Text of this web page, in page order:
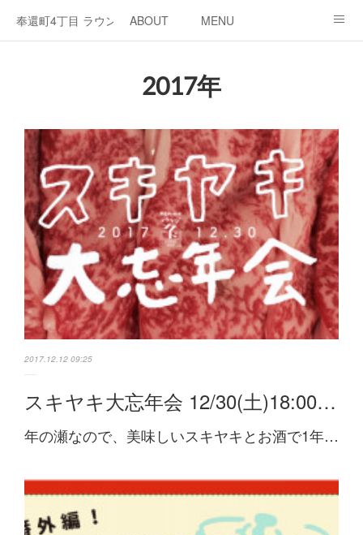
奉還町4丁目 ラウンジ・カド
ABOUT MENU
2017年
2017.12.12 09:25
スキヤキ大忘年会 12/30(土)18:00…
年の瀬なので、美味しいスキヤキとお酒で1年…